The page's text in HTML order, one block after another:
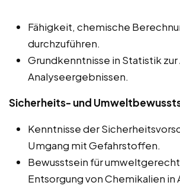
Fähigkeit, chemische
durchzuführen.
Grundkenntnisse in Statistik
Analyseergebnissen.
Sicherheits- und
Kenntnisse der
Umgang mit Gefahrstoffen.
Bewusstsein für
Entsorgung von Chemikalien in